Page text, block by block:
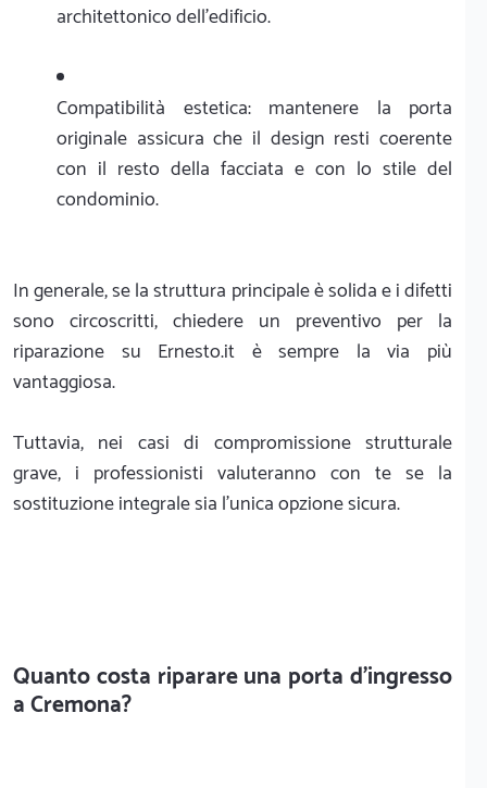
architettonico dell'edificio.
Compatibilità estetica: mantenere la porta
originale assicura che il design resti coerente
con il resto della facciata e con lo stile del
condominio.
In generale, se la struttura principale è solida e i difetti
sono circoscritti, chiedere un preventivo per la
riparazione su Ernesto.it è sempre la via più
vantaggiosa.
Tuttavia, nei casi di compromissione strutturale
grave, i professionisti valuteranno con te se la
sostituzione integrale sia l'unica opzione sicura.
Quanto costa riparare una porta d'ingresso
a Cremona?